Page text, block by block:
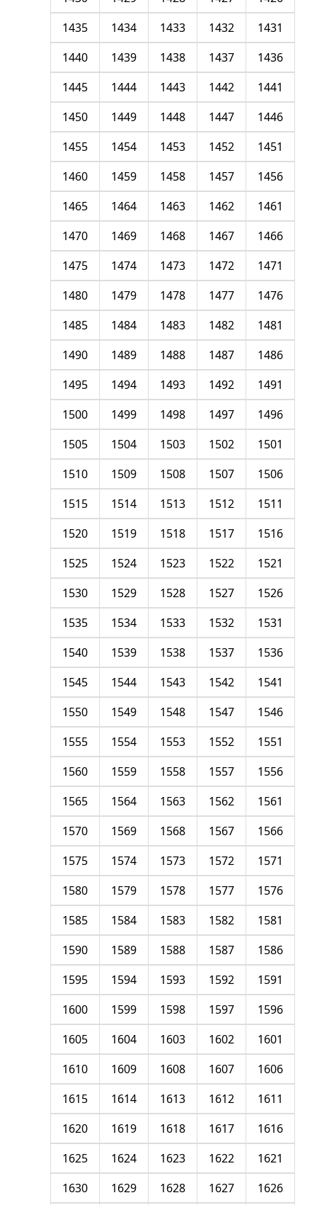
1431
1432
1433
1434
1435
1436
1437
1438
1439
1440
1441
1442
1443
1444
1445
1446
1447
1448
1449
1450
1451
1452
1453
1454
1455
1456
1457
1458
1459
1460
1461
1462
1463
1464
1465
1466
1467
1468
1469
1470
1471
1472
1473
1474
1475
1476
1477
1478
1479
1480
1481
1482
1483
1484
1485
1486
1487
1488
1489
1490
1491
1492
1493
1494
1495
1496
1497
1498
1499
1500
1501
1502
1503
1504
1505
1506
1507
1508
1509
1510
1511
1512
1513
1514
1515
1516
1517
1518
1519
1520
1521
1522
1523
1524
1525
1526
1527
1528
1529
1530
1531
1532
1533
1534
1535
1536
1537
1538
1539
1540
1541
1542
1543
1544
1545
1546
1547
1548
1549
1550
1551
1552
1553
1554
1555
1556
1557
1558
1559
1560
1561
1562
1563
1564
1565
1566
1567
1568
1569
1570
1571
1572
1573
1574
1575
1576
1577
1578
1579
1580
1581
1582
1583
1584
1585
1586
1587
1588
1589
1590
1591
1592
1593
1594
1595
1596
1597
1598
1599
1600
1601
1602
1603
1604
1605
1606
1607
1608
1609
1610
1611
1612
1613
1614
1615
1616
1617
1618
1619
1620
1621
1622
1623
1624
1625
1626
1627
1628
1629
1630